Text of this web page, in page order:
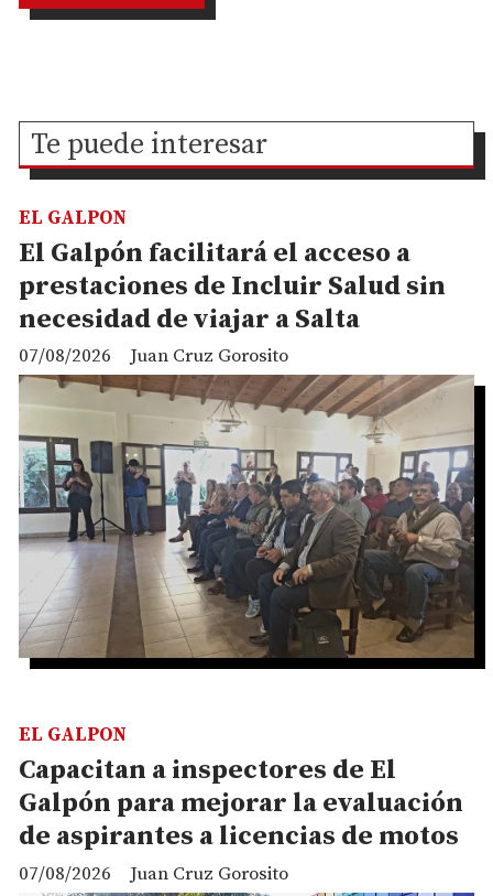
Te puede interesar
El Galpón facilitará el acceso a
prestaciones de Incluir Salud sin
necesidad de viajar a Salta
Juan Cruz Gorosito
EL GALPON
07/08/2026
Capacitan a inspectores de El
Galpón para mejorar la evaluación
de aspirantes a licencias de motos
Juan Cruz Gorosito
EL GALPON
07/08/2026